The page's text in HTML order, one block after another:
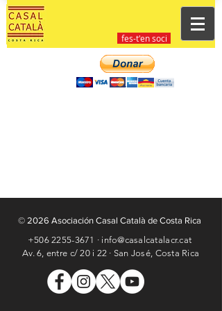
fes-t'en soci
© 2026 Asociación Casal Català de Costa Rica
+506 2255-3671 · info@casalcatalacr.cat
Av. 6, entre c/ 20 i 22 · San José, Costa Rica